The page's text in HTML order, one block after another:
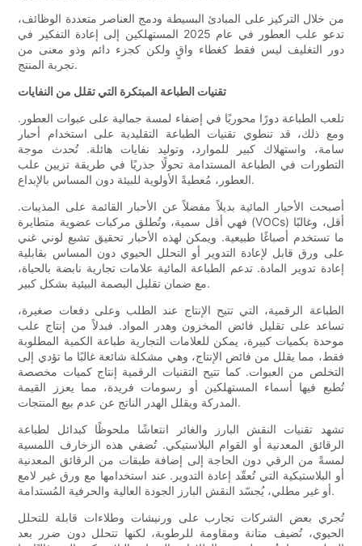
من خلال التركيز على المبادئ البسيطة ودمج العناصر متعددة الوظائف،
تدعو علب العطور في عام 2025 المستهلكين إلى إعادة التفكير في
دور التغليف ليس فقط كغطاء واقٍ ولكن كجزء دائم وذو معنى من
تجربة المنتج.
تقنيات الطباعة المبتكرة التي تقلل من النفايات
تلعب الطباعة دورًا محوريًا في إضفاء لمسة جمالية على عبوات العطور.
ومع ذلك، قد تنطوي تقنيات الطباعة التقليدية على استخدام أحبار
سامة، واستهلاك كبير للموارد، وتوليد نفايات هائلة. تُحدث موجة
التطورات في الطباعة المستدامة تحولًا جذريًا في طريقة تزيين علب
العطور، مُعطيةً الأولوية للبيئة دون المساس بالإبداع.
أصبحت الأحبار المائية بديلاً مفضلاً عن الأحبار القائمة على المذيبات.
فهي أقل سمية، وتُطلق مركبات عضوية متطايرة (VOCs) أقل، وغالبًا
ما تستخدم أصباغًا طبيعية. ويمكن لهذه الأحبار تحقيق تشبع لوني غني
على ورق قابل لإعادة التدوير أو التحلل الحيوي دون المساس بقابلية
إعادة تدوير المادة. تدعم الطباعة المائية علامات تجارية نابضة بالحياة،
مع ضمان تقليل البصمة البيئية بشكل كبير.
الطباعة الرقمية، التي تتيح الإنتاج عند الطلب وعلى دفعات صغيرة،
تساعد على تقليل فائض المخزون وهدر المواد. فبدلاً من إنتاج علب
موحدة بكميات كبيرة، يمكن للعلامات التجارية طباعة الكمية المطلوبة
فقط، مما يقلل من فائض الإنتاج، وهي مشكلة شائعة غالبًا ما تؤدي إلى
التخلص من العبوات. كما تتيح التقنيات الرقمية إنتاج كميات مخصصة
تُطبع فيها أسماء المستهلكين أو رسومات فريدة، مما يعزز القيمة
المدركة ويقلل الهدر الناتج عن عدم بيع المنتجات.
تشهد تقنيات النقش البارز والغائر انتعاشًا ملحوظًا كبدائل لطباعة
الرقائق المعدنية أو القوام البلاستيكي. تُضفي هذه الزخارف اللمسية
لمسةً من الرقي دون الحاجة إلى إضافة طبقات من الرقائق المعدنية
أو البلاستيكية التي تُعقّد إعادة التدوير. عند استخدامها مع ورق غير لامع
أو غير مطلي، يُجسّد النقش البارز الجودة العالية والحرفية المُستدامة.
تُجري بعض الشركات تجارب على ورنيشات وطلاءات قابلة للتحلل
الحيوي، تُضيف متانة ومقاومة للرطوبة، لكنها تتحلل دون ضرر بعد